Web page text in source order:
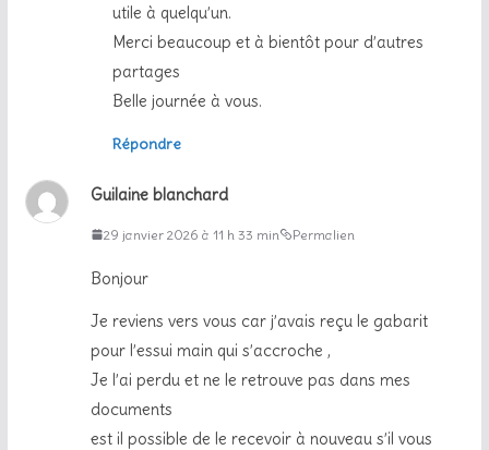
utile à quelqu’un.
Merci beaucoup et à bientôt pour d’autres
partages
Belle journée à vous.
Répondre
Guilaine blanchard
29 janvier 2026 à 11 h 33 min Permalien
Bonjour
Je reviens vers vous car j’avais reçu le gabarit
pour l’essui main qui s’accroche ,
Je l’ai perdu et ne le retrouve pas dans mes
documents
est il possible de le recevoir à nouveau s’il vous